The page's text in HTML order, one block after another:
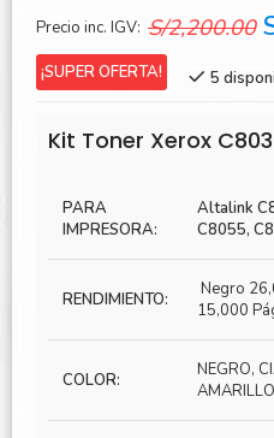
Precio inc. IGV: S/2,200.00
¡SUPER OFERTA! 5
Kit Toner Xerox
PARA
IMPRESORA:
Altalink
C8055,
RENDIMIENTO:
Negro
15,000
COLOR:
NEGRO,
AMARILLO